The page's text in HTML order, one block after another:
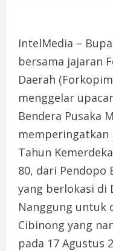
IntelMedia –
bersama jajaran
Daerah
menggelar
Bendera Pusaka
memperingatkan
Tahun
80, dari
yang berlokasi di
Nanggung untuk
Cibinong yang
pada 17 Agustus